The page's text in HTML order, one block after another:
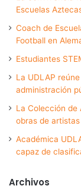
Escuelas
Coach de
Football en
Estudiantes
La UDLAP
administración
La Colección
obras de
Académica
capaz de
Archivos